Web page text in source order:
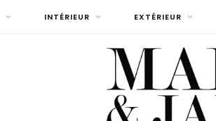
INTÉRIEUR EXTÉRIEUR